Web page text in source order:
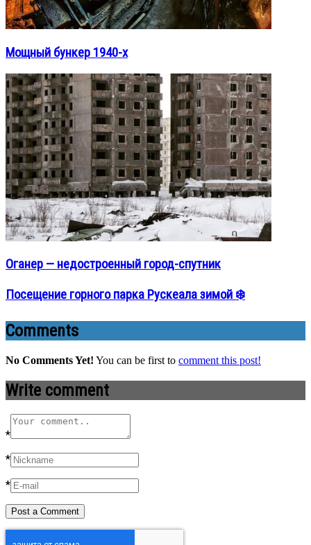
Мощный бункер 1940-х
Оганер — недостроенный город-спутник
Посещение горного парка Рускеала зимой ❄️
Comments
No Comments Yet! You can be first to comment this post!
Write comment
*
*
*